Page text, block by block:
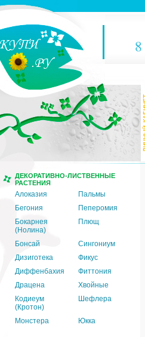
8
ДЕКОРАТИВНО-ЛИСТВЕННЫЕ
РАСТЕНИЯ
Алоказия
Пальмы
Бегония
Пеперомия
Бокарнея
(Нолина)
Плющ
Бонсай
Сингониум
Дизиготека
Фикус
Диффенбахия
Фиттония
Драцена
Хвойные
Кодиеум
(Кротон)
Шефлера
Монстера Юкка